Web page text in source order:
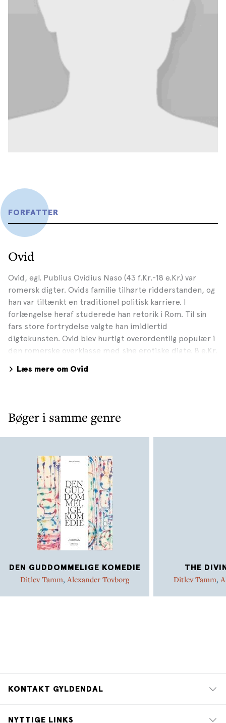
FORFATTER
Ovid
Ovid, egl. Publius Ovidius Naso (43 f.Kr.-18 e.Kr.) var
romersk digter. Ovids familie tilhørte ridderstanden, og
han var tiltænkt en traditionel politisk karriere. I
forlængelse heraf studerede han retorik i Rom. Til sin
fars store fortrydelse valgte han imidlertid
digtekunsten. Ovid blev hurtigt overordentlig populær i
den romerske overklasse med sine erotiske digte. 8 e.Kr.
nævnes Metamorfoserne (da. Ovids forvandlinger, 1831,
1989, 2005), et stort heksameterdigt omhandlende
mange forskellige myter fra verdens skabelse og frem til
romerske mytologi, 1945) og Ars Amatoria (da.
Elskovskunsten, 1946).
Læs mere om Ovid
Bøger i samme genre
DEN GUDDOMMELIGE KOMEDIE
Ditlev Tamm, Alexander Tovborg
THE
Ditlev Tamm,
KONTAKT GYLDENDAL
NYTTIGE LINKS